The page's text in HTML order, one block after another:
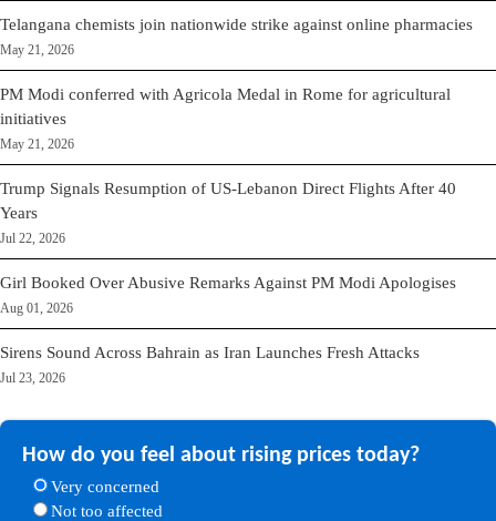
Telangana chemists join nationwide strike against online pharmacies
May 21, 2026
PM Modi conferred with Agricola Medal in Rome for agricultural
initiatives
May 21, 2026
Trump Signals Resumption of US-Lebanon Direct Flights After 40
Years
Jul 22, 2026
Girl Booked Over Abusive Remarks Against PM Modi Apologises
Aug 01, 2026
Sirens Sound Across Bahrain as Iran Launches Fresh Attacks
Jul 23, 2026
How do you feel about rising prices today?
Very concerned
Not too affected